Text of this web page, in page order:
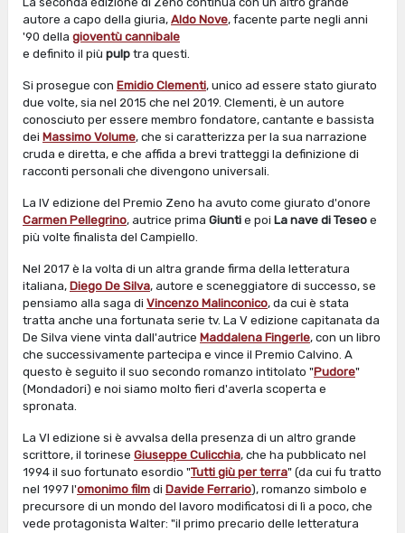
autore a capo della giuria, Aldo Nove, facente parte negli anni
'90 della gioventù cannibale
e definito il più pulp tra questi.
Si prosegue con Emidio Clementi, unico ad essere stato giurato
due volte, sia nel 2015 che nel 2019. Clementi, è un autore
conosciuto per essere membro fondatore, cantante e bassista
dei Massimo Volume, che si caratterizza per la sua narrazione
cruda e diretta, e che affida a brevi tratteggi la definizione di
racconti personali che divengono universali.
La IV edizione del Premio Zeno ha avuto come giurato d'onore
Carmen Pellegrino, autrice prima Giunti e poi La nave di Teseo e
più volte finalista del Campiello.
Nel 2017 è la volta di un altra grande firma della letteratura
italiana, Diego De Silva, autore e sceneggiatore di successo, se
pensiamo alla saga di Vincenzo Malinconico, da cui è stata
tratta anche una fortunata serie tv. La V edizione capitanata da
De Silva viene vinta dall'autrice Maddalena Fingerle, con un libro
che successivamente partecipa e vince il Premio Calvino. A
questo è seguito il suo secondo romanzo intitolato "Pudore"
(Mondadori) e noi siamo molto fieri d'averla scoperta e
spronata.
La VI edizione si è avvalsa della presenza di un altro grande
scrittore, il torinese Giuseppe Culicchia, che ha pubblicato nel
1994 il suo fortunato esordio "Tutti giù per terra" (da cui fu tratto
nel 1997 l'omonimo film di Davide Ferrario), romanzo simbolo e
precursore di un mondo del lavoro modificatosi di lì a poco, che
vede protagonista Walter: "il primo precario delle letteratura